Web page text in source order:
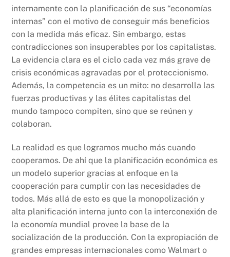
internamente con la planificación de sus “economías
internas” con el motivo de conseguir más beneficios
con la medida más eficaz. Sin embargo, estas
contradicciones son insuperables por los capitalistas.
La evidencia clara es el ciclo cada vez más grave de
crisis económicas agravadas por el proteccionismo.
Además, la competencia es un mito: no desarrolla las
fuerzas productivas y las élites capitalistas del
mundo tampoco compiten, sino que se reúnen y
colaboran.
La realidad es que logramos mucho más cuando
cooperamos. De ahí que la planificación económica es
un modelo superior gracias al enfoque en la
cooperación para cumplir con las necesidades de
todos. Más allá de esto es que la monopolización y
alta planificación interna junto con la interconexión de
la economía mundial provee la base de la
socialización de la producción. Con la expropiación de
grandes empresas internacionales como Walmart o